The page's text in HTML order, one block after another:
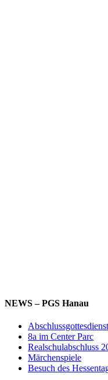
NEWS – PGS Hanau
Abschlussgottesdienst
8a im Center Parc
Realschulabschluss
Märchenspiele
Besuch des